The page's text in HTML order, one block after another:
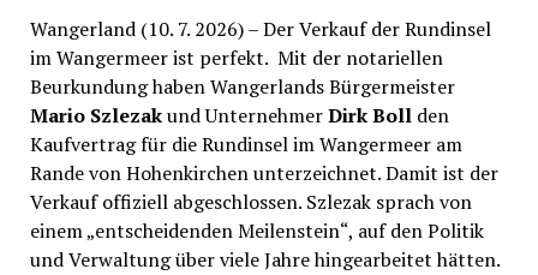
Wangerland (10. 7. 2026) – Der Verkauf der Rundinsel
im Wangermeer ist perfekt. Mit der notariellen
Beurkundung haben Wangerlands Bürgermeister
Mario Szlezakund UnternehmerDirk Boll den
Kaufvertrag für die Rundinsel im Wangermeer am
Rande von Hohenkirchen unterzeichnet. Damit ist der
Verkauf offiziell abgeschlossen. Szlezak sprach von
einem „entscheidenden Meilenstein“, auf den Politik
und Verwaltung über viele Jahre hingearbeitet hätten.